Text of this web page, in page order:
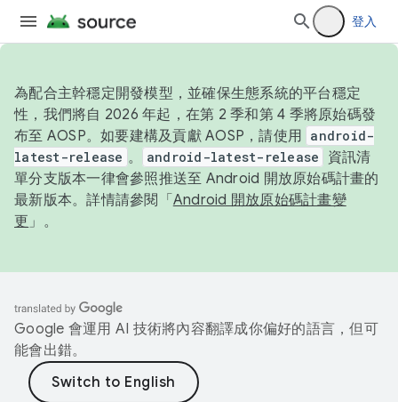
登入
為配合主幹穩定開發模型，並確保生態系統的平台穩定
性，我們將自 2026 年起，在第 2 季和第 4 季將原始碼發
布至 AOSP。如要建構及貢獻 AOSP，請使用 android-
latest-release 。 android-latest-release
資訊清
單分支版本一律會參照推送至 Android 開放原始碼計畫的
最新版本。詳情請參閱「 Android 開放原始碼計畫變
更 」。
Google 會運用 AI 技術將內容翻譯成你偏好的語言，但可
能會出錯。